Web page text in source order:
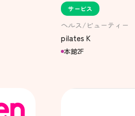
サービス
ヘルス/ビューティー
pilates K
本館2F